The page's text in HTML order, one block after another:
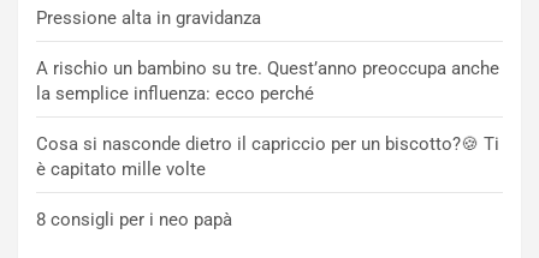
Pressione alta in gravidanza
A rischio un bambino su tre. Quest’anno preoccupa anche
la semplice influenza: ecco perché
Cosa si nasconde dietro il capriccio per un biscotto?🍪 Ti
è capitato mille volte
8 consigli per i neo papà